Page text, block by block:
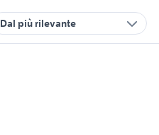
Dal più rilevante